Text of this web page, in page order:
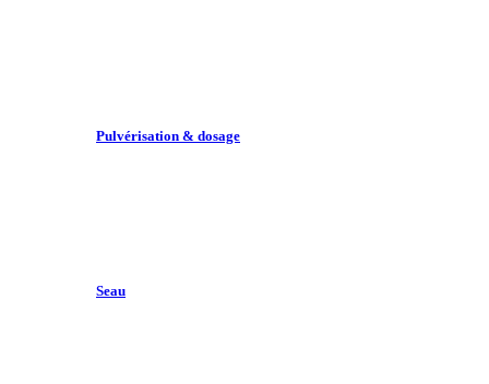
Pulvérisation & dosage
Seau